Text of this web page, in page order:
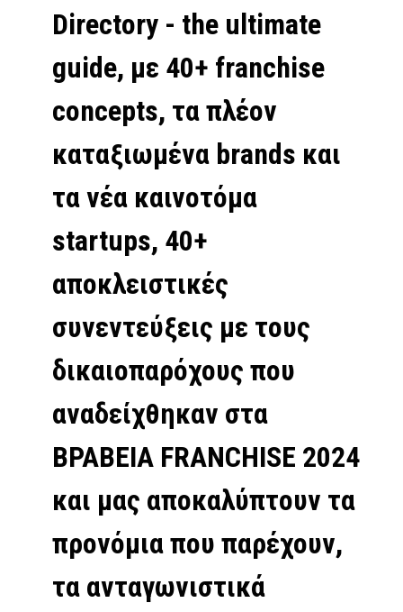
Directory - the ultimate
guide, με 40+ franchise
concepts, τα πλέον
καταξιωμένα brands και
τα νέα καινοτόμα
startups, 40+
αποκλειστικές
συνεντεύξεις με τους
δικαιοπαρόχους που
αναδείχθηκαν στα
ΒΡΑΒΕΙΑ FRANCHISE 2024
και μας αποκαλύπτουν τα
προνόμια που παρέχουν,
τα ανταγωνιστικά